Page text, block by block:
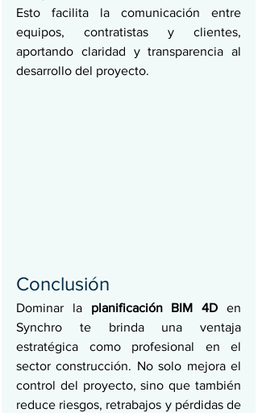
Esto facilita la comunicación entre
equipos, contratistas y clientes,
aportando claridad y transparencia al
desarrollo del proyecto.
Conclusión
Dominar la planificación BIM 4D en
Synchro te brinda una ventaja
estratégica como profesional en el
sector construcción. No solo mejora el
control del proyecto, sino que también
reduce riesgos, retrabajos y pérdidas de